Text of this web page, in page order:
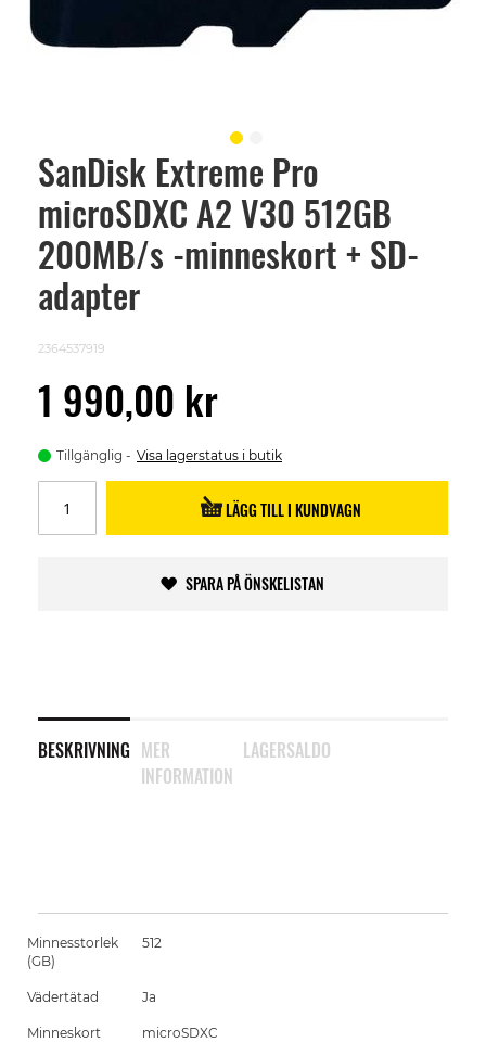
SanDisk Extreme Pro
microSDXC A2 V30 512GB
200MB/s -minneskort + SD-
adapter
2364537919
1 990,00 kr
Tillgänglig Visa lagerstatus i butik
LÄGG TILL I KUNDVAGN
SPARA PÅ ÖNSKELISTAN
BESKRIVNING MER
INFORMATION
LAGERSALDO
Skip
beginning
images
gallery
Minnesstorlek
(GB)
512
Vädertätad Ja
Minneskort microSDXC